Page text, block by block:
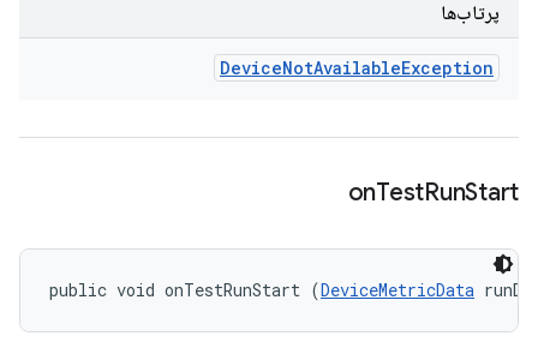
پرتاب‌ها
DeviceNotAvailableException
onTestRunStart
public void onTestRunStart (DeviceMetricData